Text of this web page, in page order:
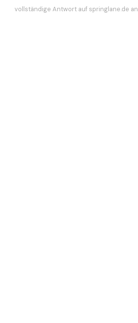
vollständige Antwort auf springlane.de an